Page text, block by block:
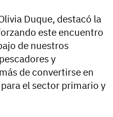
Duque, destacó la
este encuentro
de nuestros
y
de convertirse en
el sector primario y